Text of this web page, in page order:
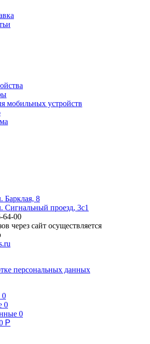
мобильных устройств
Барклая, 8
Сигнальный проезд, 3с1
64-00​
через сайт осуществляется
персональных данных
0
0
0
Р